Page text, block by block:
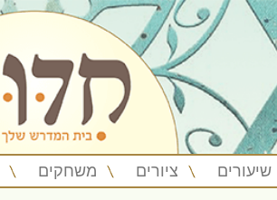
שיעורים ציורים משחקים